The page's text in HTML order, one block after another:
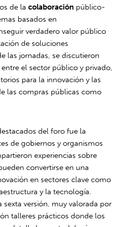
de lacolaboración público-
basados en
verdadero valor público
de soluciones
las jornadas, se discutieron
el sector público y privado,
para la innovación y las
las compras públicas como
del foro fue la
de gobiernos y organismos
experiencias sobre
convertirse en una
en sectores clave como
y la tecnología.
versión, muy valorada por
talleres prácticos donde los